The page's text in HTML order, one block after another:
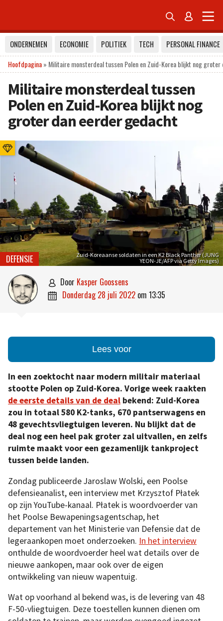
 
ONDERNEMEN ECONOMIE POLITIEK TECH
PERSONAL FINANCE
Hoofdpagina» Militaire monsterdeal tussen Polen en Zuid-Korea blijkt nog
Militaire monsterdeal tussen
Polen en Zuid-Korea blijkt nog
groter dan eerder gedacht
Zuid-Koreaanse soldaten in een K2 Black Panther (JUNG
YEON-JE/AFP via Getty Images)
DEFENSIE
 door Kasper Goossens
 donderdag 28 juli 2022 om 13:35
Lees voor
In een zoektocht naar modern militair materiaal
stootte Polen op Zuid-Korea. Vorige week raakten
de eerste details van de deal bekend: Zuid-Korea
zou in totaal 580 K2-tanks, 670 pantserwagens en
48 gevechtsvliegtuigen leveren. Nu blijkt dat de
deal nog een heel pak groter zal uitvallen, en zelfs
ruimte maakt voor een gezamenlijk tankproject
tussen beide landen.
Zondag publiceerde Jaroslaw Wolski, een Poolse
defensieanalist, een interview met Krzysztof Płatek
op zijn YouTube-kanaal. Płatek is woordvoerder van
het Poolse Bewapeningsagentschap, het
departement van het Ministerie van Defensie dat de
legeraankopen moet onderzoeken. In het interview
onthulde de woordvoerder heel wat details over de
nieuwe aankopen, maar ook over de eigen
ontwikkeling van nieuw wapentuig.
Wat op voorhand al bekend was, is de levering van 48
F-50-vliegtuigen. Deze toestellen kunnen dienen om